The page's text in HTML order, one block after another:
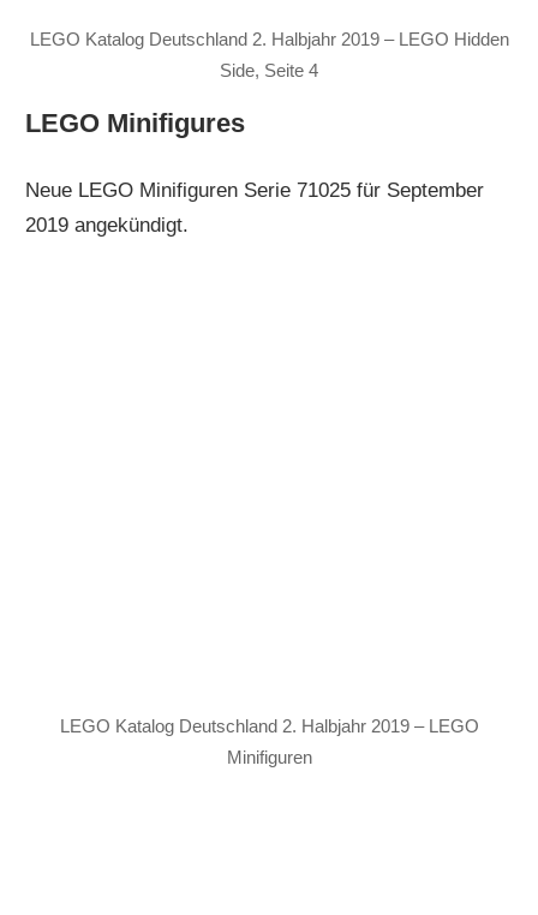
LEGO Katalog Deutschland 2. Halbjahr 2019 – LEGO Hidden
Side, Seite 4
LEGO Minifigures
Neue LEGO Minifiguren Serie 71025 für September
2019 angekündigt.
LEGO Katalog Deutschland 2. Halbjahr 2019 – LEGO
Minifiguren